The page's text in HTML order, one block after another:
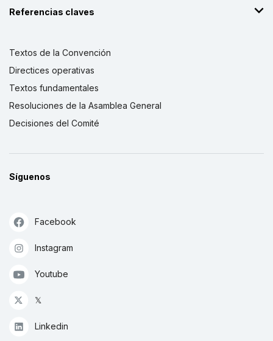
Referencias claves
Textos de la Convención
Directices operativas
Textos fundamentales
Resoluciones de la Asamblea General
Decisiones del Comité
Síguenos
Facebook
Instagram
Youtube
𝕏
Linkedin